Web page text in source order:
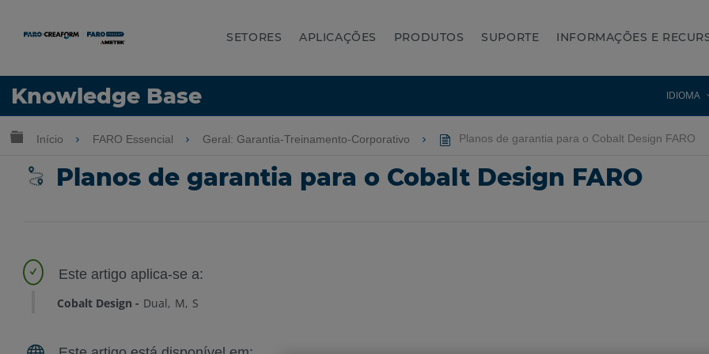
SETORES APLICAÇÕES PRODUTOS SUPORTE INFORMAÇÕES E
Knowledge Base IDIOMA
Idioma
Expandir/recolher hierarquia global
Início FARO Essencial Geral: Garantia-Treinamento-Corporativo Planos de garantia para o Cobalt Design FARO
Planos de garantia para o Cobalt Design FARO
Cobalt Design Dual M S